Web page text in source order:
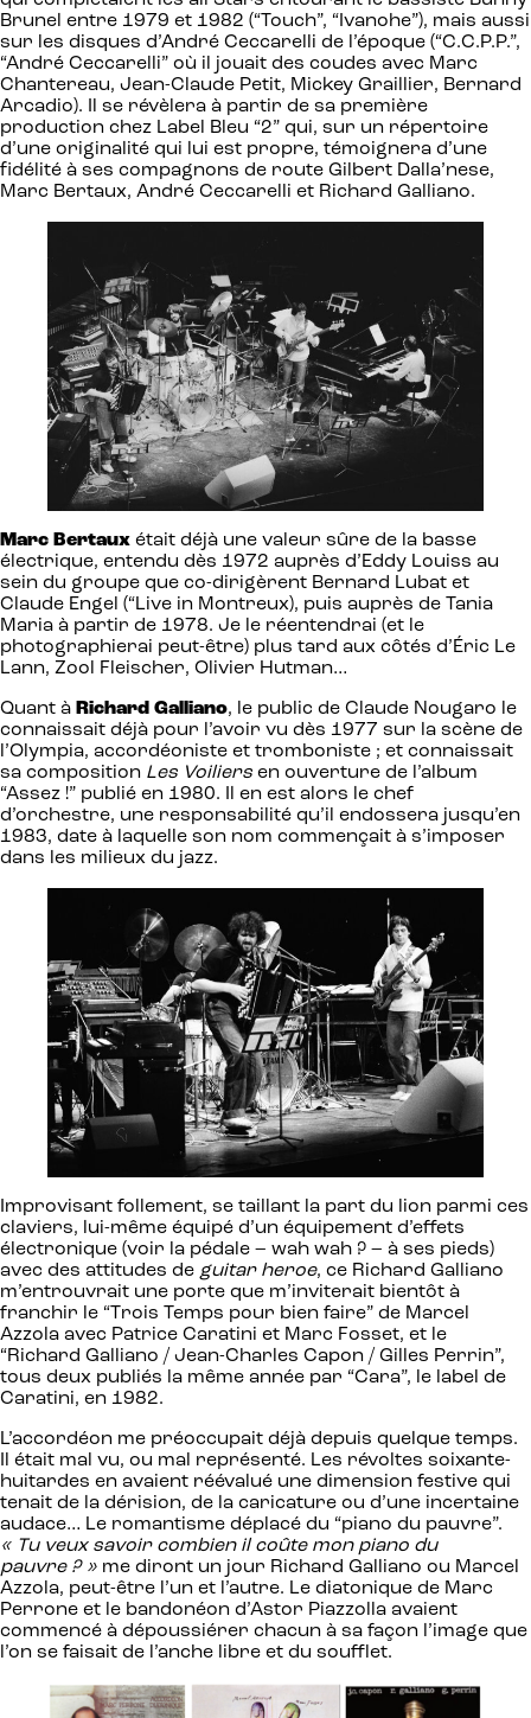
Brunel entre 1979 et 1982 (“Touch”, “Ivanohe”), mais aussi
sur les disques d’André Ceccarelli de l’époque (“C.C.P.P.”,
“André Ceccarelli” où il jouait des coudes avec Marc
Chantereau, Jean-Claude Petit, Mickey Graillier, Bernard
Arcadio). Il se révèlera à partir de sa première
production chez Label Bleu “2” qui, sur un répertoire
d’une originalité qui lui est propre, témoignera d’une
fidélité à ses compagnons de route Gilbert Dalla’nese,
Marc Bertaux, André Ceccarelli et Richard Galliano.
Marc Bertaux était déjà une valeur sûre de la basse
électrique, entendu dès 1972 auprès d’Eddy Louiss au
sein du groupe que co-dirigèrent Bernard Lubat et
Claude Engel (“Live in Montreux), puis auprès de Tania
Maria à partir de 1978. Je le réentendrai (et le
photographierai peut-être) plus tard aux côtés d’Éric Le
Lann, Zool Fleischer, Olivier Hutman…
Quant à Richard Galliano, le public de Claude Nougaro le
connaissait déjà pour l’avoir vu dès 1977 sur la scène de
l’Olympia, accordéoniste et tromboniste ; et connaissait
sa composition Les Voiliers en ouverture de l’album
“Assez !” publié en 1980. Il en est alors le chef
d’orchestre, une responsabilité qu’il endossera jusqu’en
1983, date à laquelle son nom commençait à s’imposer
dans les milieux du jazz.
Improvisant follement, se taillant la part du lion parmi ces
claviers, lui-même équipé d’un équipement d’effets
électronique (voir la pédale – wah wah ? – à ses pieds)
avec des attitudes de guitar heroe, ce Richard Galliano
m’entrouvrait une porte que m’inviterait bientôt à
franchir le “Trois Temps pour bien faire” de Marcel
Azzola avec Patrice Caratini et Marc Fosset, et le
“Richard Galliano / Jean-Charles Capon / Gilles Perrin”,
tous deux publiés la même année par “Cara”, le label de
Caratini, en 1982.
L’accordéon me préoccupait déjà depuis quelque temps.
Il était mal vu, ou mal représenté. Les révoltes soixante-
huitardes en avaient réévalué une dimension festive qui
tenait de la dérision, de la caricature ou d’une incertaine
audace… Le romantisme déplacé du “piano du pauvre”.
« Tu veux savoir combien il coûte mon piano du
pauvre ? » me diront un jour Richard Galliano ou Marcel
Azzola, peut-être l’un et l’autre. Le diatonique de Marc
Perrone et le bandonéon d’Astor Piazzolla avaient
commencé à dépoussiérer chacun à sa façon l’image que
l’on se faisait de l’anche libre et du soufflet.